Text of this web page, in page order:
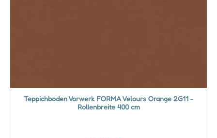
Teppichboden Vorwerk FORMA Velours Orange 2G11 -
Rollenbreite 400 cm